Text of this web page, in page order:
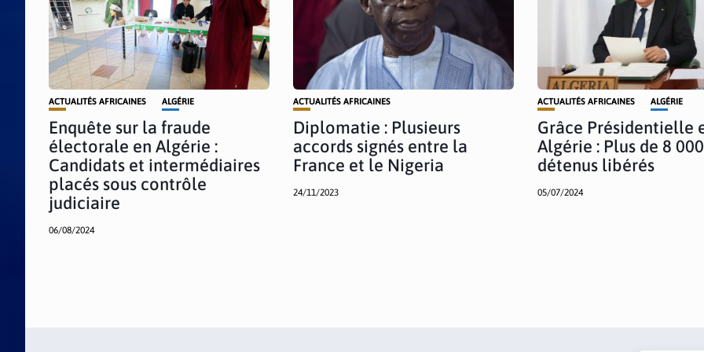
ACTUALITÉS AFRICAINES ALGÉRIE
Enquête sur la fraude
électorale en Algérie :
Candidats et intermédiaires
placés sous contrôle
judiciaire
06/08/2024
ACTUALITÉS AFRICAINES
Diplomatie : Plusieurs
accords signés entre la
France et le Nigeria
24/11/2023
ACTUALITÉS AFRICAINES ALGÉRIE
Grâce Présidentielle
Algérie : Plus de 8 000
détenus libérés
05/07/2024